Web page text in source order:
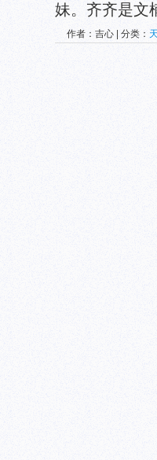
妹。齐齐是文
作者：吉心 | 分类：